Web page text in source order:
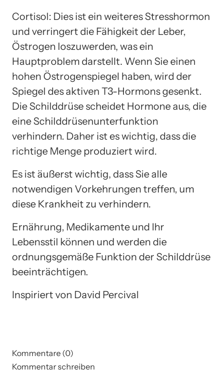
Cortisol: Dies ist ein weiteres Stresshormon
und verringert die Fähigkeit der Leber,
Östrogen loszuwerden, was ein
Hauptproblem darstellt. Wenn Sie einen
hohen Östrogenspiegel haben, wird der
Spiegel des aktiven T3-Hormons gesenkt.
Die Schilddrüse scheidet Hormone aus, die
eine Schilddrüsenunterfunktion
verhindern. Daher ist es wichtig, dass die
richtige Menge produziert wird.
Es ist äußerst wichtig, dass Sie alle
notwendigen Vorkehrungen treffen, um
diese Krankheit zu verhindern.
Ernährung, Medikamente und Ihr
Lebensstil können und werden die
ordnungsgemäße Funktion der Schilddrüse
beeinträchtigen.
Inspiriert von David Percival
Kommentare (0)
Kommentar schreiben